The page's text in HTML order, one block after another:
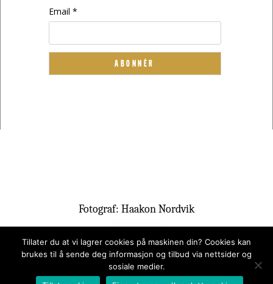
Email *
Fotograf: Haakon Nordvik
Tillater du at vi lagrer cookies på maskinen din? Cookies kan
brukes til å sende deg informasjon og tilbud via nettsider og
sosiale medier.